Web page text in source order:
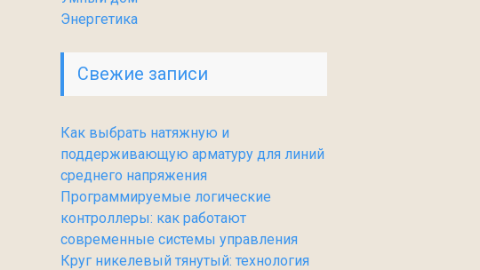
Энергетика
Свежие записи
Как выбрать натяжную и
поддерживающую арматуру для линий
среднего напряжения
Программируемые логические
контроллеры: как работают
современные системы управления
Круг никелевый тянутый: технология